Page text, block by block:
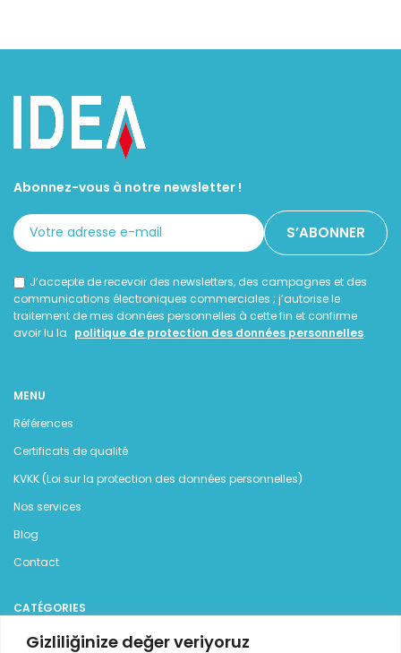
Gizliliğinize değer veriyoruz
Abonnez-vous à notre newsletter !
J’accepte de recevoir des newsletters, des campagnes et des
communications électroniques commerciales ; j’autorise le
traitement de mes données personnelles à cette fin et confirme
avoir lu la politique de protection des données personnelles.
MENU
Références
Certificats de qualité
KVKK (Loi sur la protection des données personnelles)
Nos services
Blog
Contact
CATÉGORIES
Groupes électrogènes